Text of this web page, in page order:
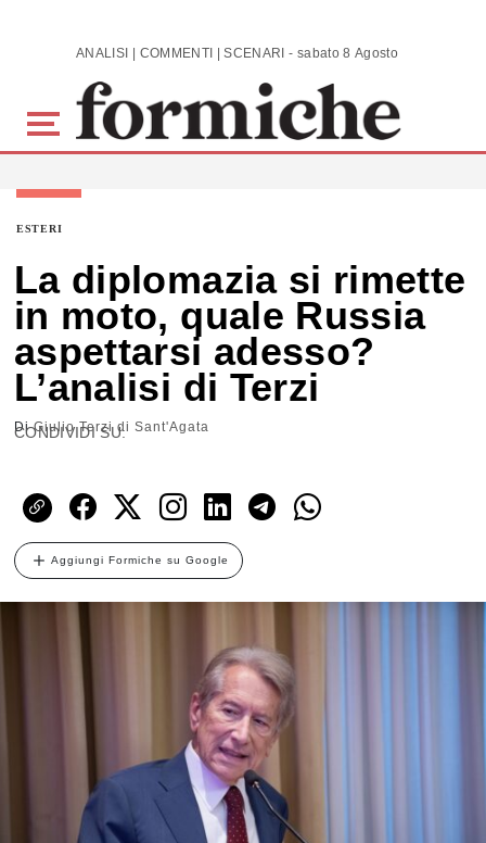
Skip to main content ANALISI | COMMENTI | SCENARI - sabato 8 Agosto 2026
ESTERI
La diplomazia si rimette
in moto, quale Russia
aspettarsi adesso?
L’analisi di Terzi
DiGiulio Terzi di Sant'Agata
CONDIVIDI SU:
Aggiungi Formiche su Google